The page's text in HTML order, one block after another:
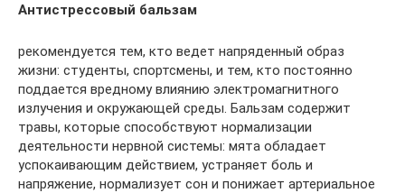
Антистрессовый бальзам
рекомендуется тем, кто ведет напряденный образ
жизни: студенты, спортсмены, и тем, кто постоянно
поддается вредному влиянию электромагнитного
излучения и окружающей среды. Бальзам содержит
травы, которые способствуют нормализации
деятельности нервной системы: мята обладает
успокаивающим действием, устраняет боль и
напряжение, нормализует сон и понижает артериальное